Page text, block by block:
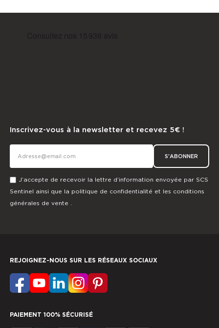
Inscrivez-vous à la newsletter et recevez 5€ !
S'ABONNER
J’accepte de recevoir la lettre d’information envoyée par SCS
Sentinel ainsi que la politique de confidentialité et les conditions
générales de vente .
REJOIGNEZ-NOUS SUR LES RÉSEAUX SOCIAUX
PAIEMENT 100% SÉCURISÉ